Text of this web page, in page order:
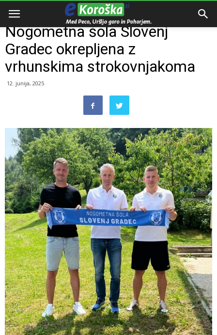
Domov
Nogometna šola Slovenj
Gradec okrepljena z
vrhunskima strokovnjakoma
12. junija, 2025